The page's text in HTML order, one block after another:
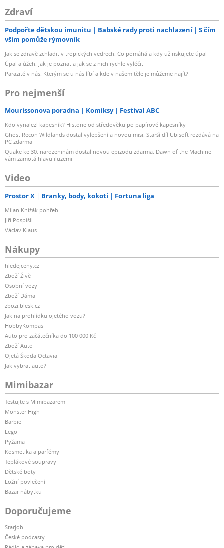
Zdraví
Podpořte dětskou imunitu Babské rady proti nachlazení
S čím
vším pomůže rýmovník
Jak se zdravě zchladit v tropických vedrech: Co pomáhá a kdy už riskujete úpal
Úpal a úžeh: Jak je poznat a jak se z nich rychle vyléčit
Parazité v nás: Kterým se u nás líbí a kde v našem těle je můžeme najít?
Pro nejmenší
Mourissonova poradna Komiksy Festival ABC
Kdo vynalezl kapesník? Historie od středověku po papírové kapesníky
Ghost Recon Wildlands dostal vylepšení a novou misi. Starší díl Ubisoft rozdává na
PC zdarma
Quake ke 30. narozeninám dostal novou epizodu zdarma. Dawn of the Machine
vám zamotá hlavu iluzemi
Video
Prostor X Branky, body, kokoti Fortuna liga
Milan Knížák pohřeb
Jiří Pospíšil
Václav Klaus
Nákupy
hledejceny.cz
Zboží Živě
Osobní vozy
Zboží Dáma
zbozi.blesk.cz
Jak na prohlídku ojetého vozu?
HobbyKompas
Auto pro začátečníka do 100 000 Kč
Zboží Auto
Ojetá Škoda Octavia
Jak vybrat auto?
Mimibazar
Testujte s Mimibazarem
Monster High
Barbie
Lego
Pyžama
Kosmetika a parfémy
Teplákové soupravy
Dětské boty
Ložní povlečení
Bazar nábytku
Doporučujeme
Starjob
České podcasty